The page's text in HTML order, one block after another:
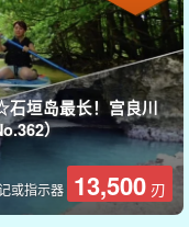
。
解缓慢而谨慎，因此欢
石垣岛最长！宫良川
）
或指示器 13,500 刃